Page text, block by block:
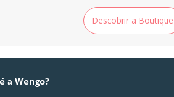
Descobrir a Boutique
a Wengo?